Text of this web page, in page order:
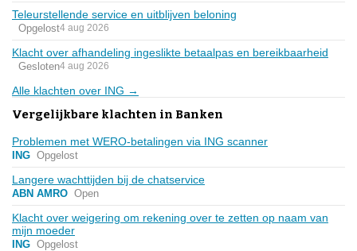
Teleurstellende service en uitblijven beloning
Opgelost4 aug 2026
Klacht over afhandeling ingeslikte betaalpas en bereikbaarheid
Gesloten4 aug 2026
Alle klachten over ING →
Vergelijkbare klachten in Banken
Problemen met WERO-betalingen via ING scanner
ING Opgelost
Langere wachttijden bij de chatservice
ABN AMRO Open
Klacht over weigering om rekening over te zetten op naam van
mijn moeder
ING Opgelost